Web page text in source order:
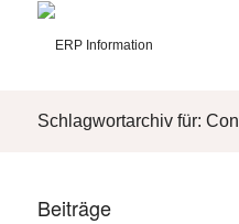
Schlagwortarchiv für:
Beiträge